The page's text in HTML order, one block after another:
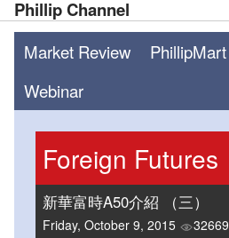
Phillip Channel
Market Review PhillipMart
Webinar
Foreign Futures
新華富時A50介紹 （三）
Friday, October 9, 2015 32669